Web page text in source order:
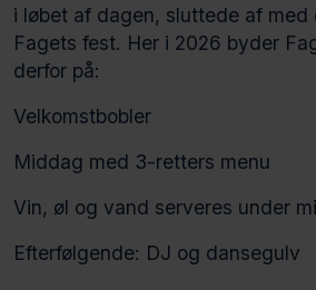
i løbet af dagen, sluttede af med
Fagets fest. Her i 2026 byder
derfor på:
Velkomstbobler
Middag med 3-retters menu
Vin, øl og vand serveres under
Efterfølgende: DJ og dansegulv